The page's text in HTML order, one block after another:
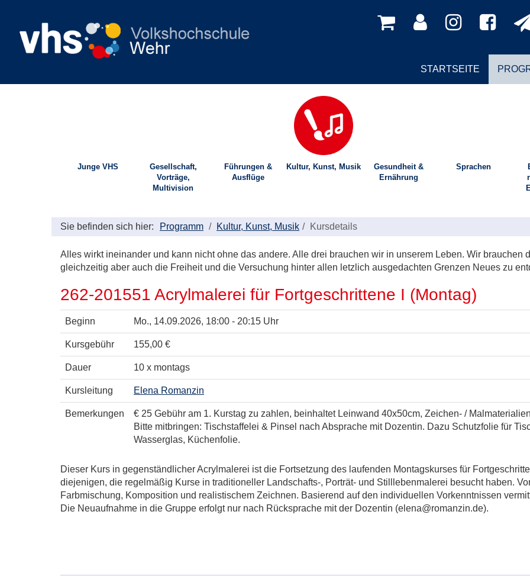
STARTSEITE
Junge VHS
Gesellschaft,
Vorträge,
Multivision
Führungen &
Ausflüge
Kultur, Kunst, Musik
Gesundheit &
Ernährung
Sprachen
Sie befinden sich hier: Programm Kultur, Kunst, Musik Kursdetails
Alles wirkt ineinander und kann nicht ohne das andere. Alle drei brauchen wir in unserem Leben. Wir brauchen
gleichzeitig aber auch die Freiheit und die Versuchung hinter allen letzlich ausgedachten Grenzen Neues zu
262-201551 Acrylmalerei für Fortgeschrittene I (Montag)
Beginn Mo., 14.09.2026, 18:00 - 20:15 Uhr
Kursgebühr 155,00 €
Dauer 10 x montags
Kursleitung Elena Romanzin
Bemerkungen
€ 25 Gebühr am 1. Kurstag zu zahlen, beinhaltet Leinwand 40x50cm, Zeichen- /
Bitte mitbringen: Tischstaffelei & Pinsel nach Absprache mit Dozentin. Dazu Schutzfolie für
Wasserglas, Küchenfolie.
Dieser Kurs in gegenständlicher Acrylmalerei ist die Fortsetzung des laufenden Montagskurses für
diejenigen, die regelmäßig Kurse in traditioneller Landschafts-, Porträt- und Stilllebenmalerei besucht haben.
Farbmischung, Komposition und realistischem Zeichnen. Basierend auf den individuellen Vorkenntnissen
Die Neuaufnahme in die Gruppe erfolgt nur nach Rücksprache mit der Dozentin (elena@romanzin.de).